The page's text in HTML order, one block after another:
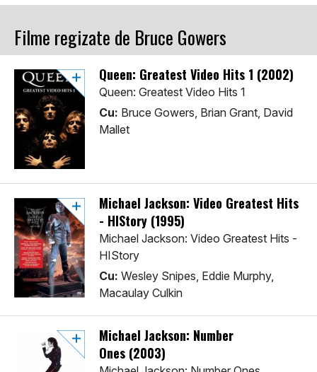
Filme regizate de Bruce Gowers
Queen: Greatest Video Hits 1 (2002)
Queen: Greatest Video Hits 1
Cu: Bruce Gowers, Brian Grant, David
Mallet
Michael Jackson: Video Greatest Hits
- HIStory (1995)
Michael Jackson: Video Greatest Hits -
HIStory
Cu: Wesley Snipes, Eddie Murphy,
Macaulay Culkin
Michael Jackson: Number
Ones (2003)